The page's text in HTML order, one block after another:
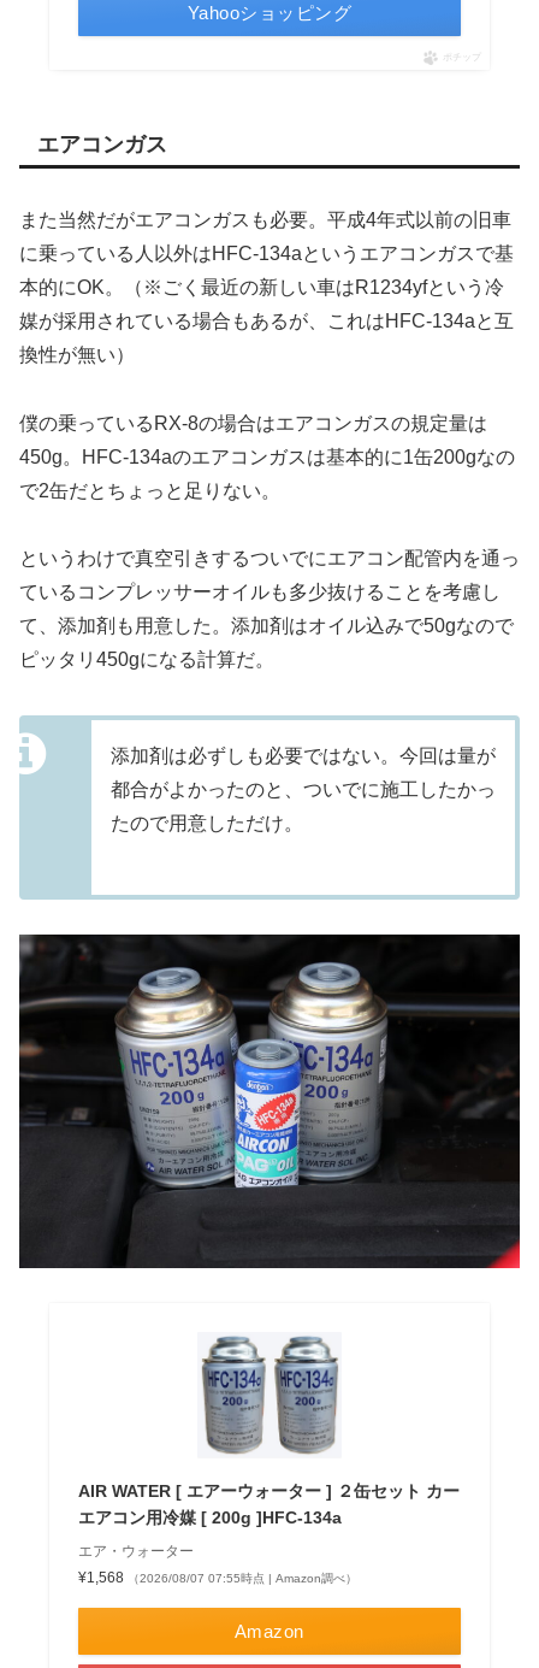
Yahooショッピング
ポチップ
エアコンガス
また当然だがエアコンガスも必要。平成4年式以前の旧車
に乗っている人以外はHFC-134aというエアコンガスで基
本的にOK。（※ごく最近の新しい車はR1234yfという冷
媒が採用されている場合もあるが、これはHFC-134aと互
換性が無い）
僕の乗っているRX-8の場合はエアコンガスの規定量は
450g。HFC-134aのエアコンガスは基本的に1缶200gなの
で2缶だとちょっと足りない。
というわけで真空引きするついでにエアコン配管内を通っ
ているコンプレッサーオイルも多少抜けることを考慮し
て、添加剤も用意した。添加剤はオイル込みで50gなので
ピッタリ450gになる計算だ。
添加剤は必ずしも必要ではない。今回は量が
都合がよかったのと、ついでに施工したかっ
たので用意しただけ。
AIR WATER [ エアーウォーター ] ２缶セット カー
エアコン用冷媒 [ 200g ]HFC-134a
エア・ウォーター
¥1,568
（2026/08/07 07:55時点 | Amazon調べ）
Amazon